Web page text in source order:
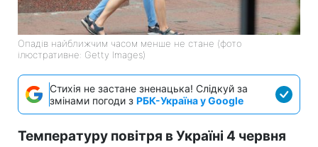
Опадів найближчим часом менше не стане (фото
ілюстративне: Getty Images)
Стихія не застане зненацька! Слідкуй за
змінами погоди з РБК-Україна у Google
Температуру повітря в Україні 4 червня